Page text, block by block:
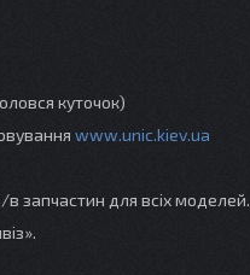
куточок)
www.unic.kiev.ua
запчастин для всіх моделей.